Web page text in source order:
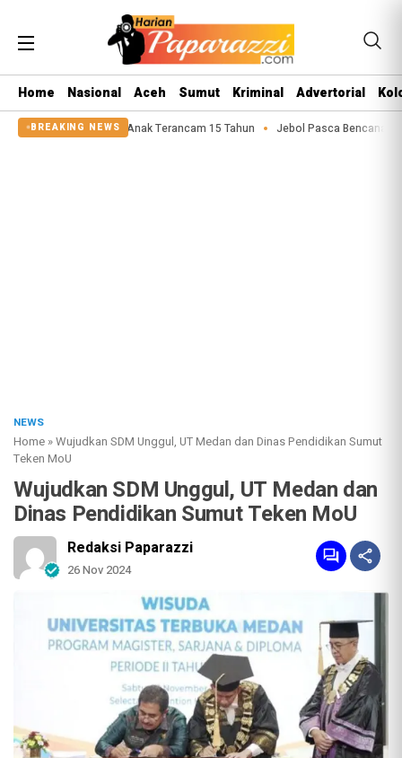
Home Nasional Aceh Sumut Kriminal Advertorial
BREAKING NEWS
Asusila Anak Terancam 15 Tahun Jebol Pasca Bencana 2025, Tanggul
NEWS
Home »Wujudkan SDM Unggul, UT Medan dan Dinas Pendidikan Sumut
Teken MoU
Wujudkan SDM Unggul, UT Medan dan
Dinas Pendidikan Sumut Teken MoU
Redaksi Paparazzi
26 Nov 2024